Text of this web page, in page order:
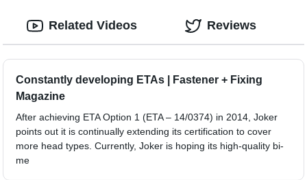
Constantly developing ETAs | Fastener + Fixing
Magazine
After achieving ETA Option 1 (ETA – 14/0374) in 2014, Joker
points out it is continually extending its certification to cover
more head types. Currently, Joker is hoping its high-quality bi-
me
Related Videos Reviews